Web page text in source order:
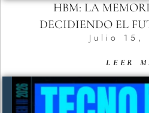
HBM: LA
DECIDIENDO EL
Julio 15,
LEER